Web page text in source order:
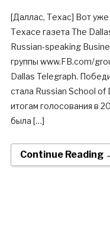
[Даллас, Техас] Вот
Техасе газета The
Russian-speaking
группы www.FB.com/
Dallas Telegraph.
стала Russian School
итогам голосования в
была […]
Continue Reading